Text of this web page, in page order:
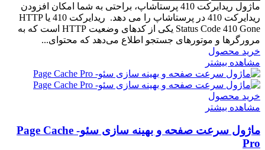
ماژول ریدایرکت 410 پرستاشاپ، براحتی به شما امکان افزودن
ریدایرکت 410 در پرستاشاپ را می دهد. ریدایرکت 410 یا HTTP
Status Code 410 Gone یکی از کدهای وضعیت HTTP است که به
مرورگرها و موتورهای جستجو اطلاع می‌دهد که محتوای...
خرید محصول
مشاهده بیشتر
خرید محصول
مشاهده بیشتر
ماژول سرعت صفحه و بهینه سازی سئو- Page Cache
Pro